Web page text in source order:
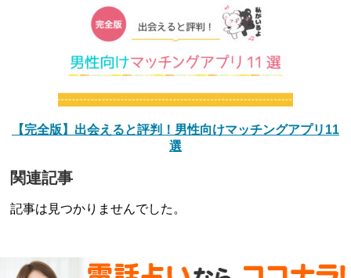
【完全版】出会えると評判！男性向けマッチングアプリ11
選
関連記事
記事は見つかりませんでした。